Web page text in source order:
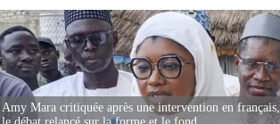
Amy Mara critiquée après une intervention en français,